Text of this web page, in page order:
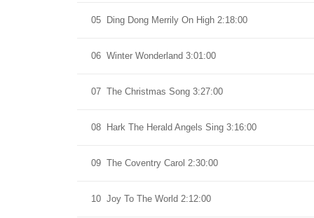
05 Ding Dong Merrily On High 2:18:00
06 Winter Wonderland 3:01:00
07 The Christmas Song 3:27:00
08 Hark The Herald Angels Sing 3:16:00
09 The Coventry Carol 2:30:00
10 Joy To The World 2:12:00